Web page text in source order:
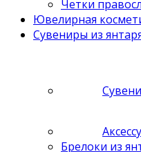
Четки
Ювелирная
Сувениры из
Брелоки из